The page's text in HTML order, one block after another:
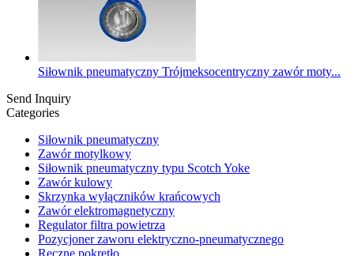
Siłownik pneumatyczny Trójmeksocentryczny zawór moty...
Send Inquiry
Categories
Siłownik pneumatyczny
Zawór motylkowy
Siłownik pneumatyczny typu Scotch Yoke
Zawór kulowy
Skrzynka wyłączników krańcowych
Zawór elektromagnetyczny
Regulator filtra powietrza
Pozycjoner zaworu elektryczno-pneumatycznego
Ręczne pokrętło